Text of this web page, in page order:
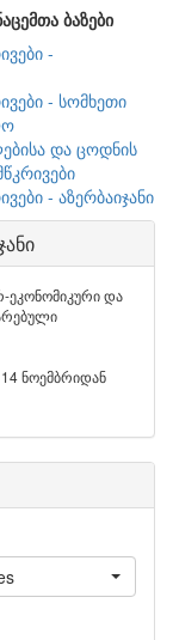
ბაზები
-
- სომხეთი
და ცოდნის
- აზერბაიჯანი
ეკონომიკური და
ნოემბრიდან